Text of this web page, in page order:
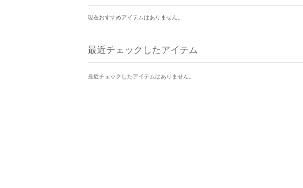
現在おすすめアイテムはありません。
最近チェックしたアイテム
最近チェックしたアイテムはありません。